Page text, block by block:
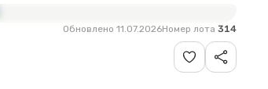
Обновлено 11.07.2026Номер лота 314